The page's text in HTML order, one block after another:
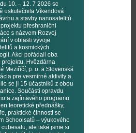
10. – 12. 7 2026 se
uskutečnila Víkendová
a stavby nanosatelitů
přeshraniční
s názvem Rozvoj
v oblasti vývoje
a kosmických
Akci pořádali oba
projektu, Hvězdárna
Meziříčí, p. o. a Slovenská
pre vesmírné aktivity a
se ji 15 účastníků z obou
Součástí opravdu
a zajímavého programu
teoretické přednášky,
praktické činnosti se
Schoolsatů – výukového
ale také jsme si